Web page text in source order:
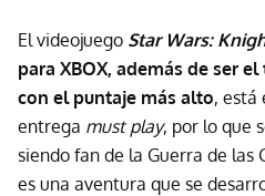
El videojuego Star Wars:
para XBOX, además de ser
con el puntaje más alto, está
entrega must play, por lo que
siendo fan de la Guerra de las
es una aventura que se